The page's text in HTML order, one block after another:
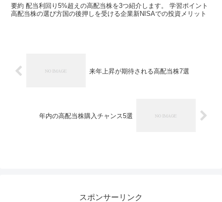
要約 配当利回り5%超えの高配当株を3つ紹介します。 学習ポイント
高配当株の選び方国の後押しを受ける企業新NISAでの投資メリット
来年上昇が期待される高配当株7選
年内の高配当株購入チャンス5選
スポンサーリンク